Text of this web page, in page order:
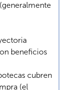
beneficios
cubren
(el